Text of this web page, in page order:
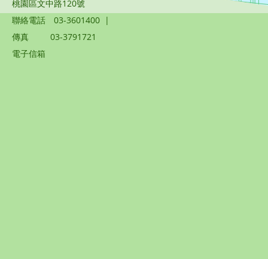
桃園區文中路120號
聯絡電話
03-3601400 |
傳真
03-3791721
電子信箱